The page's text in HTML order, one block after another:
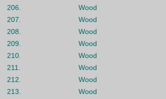
206.
Wood
207.
Wood
208.
Wood
209.
Wood
210.
Wood
211.
Wood
212.
Wood
213.
Wood